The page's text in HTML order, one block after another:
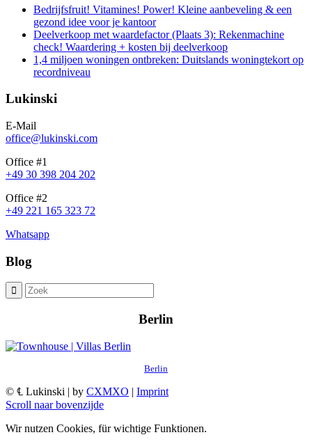
Bedrijfsfruit! Vitamines! Power! Kleine aanbeveling & een
gezond idee voor je kantoor
Deelverkoop met waardefactor (Plaats 3): Rekenmachine
check! Waardering + kosten bij deelverkoop
1,4 miljoen woningen ontbreken: Duitslands woningtekort op
recordniveau
Lukinski
E-Mail
office@lukinski.com
Office #1
+49 30 398 204 202
Office #2
+49 221 165 323 72
Whatsapp
Blog
Berlin
Berlin
© ℄ Lukinski | by CXMXO | Imprint
Scroll naar bovenzijde
Wir nutzen Cookies, für wichtige Funktionen.